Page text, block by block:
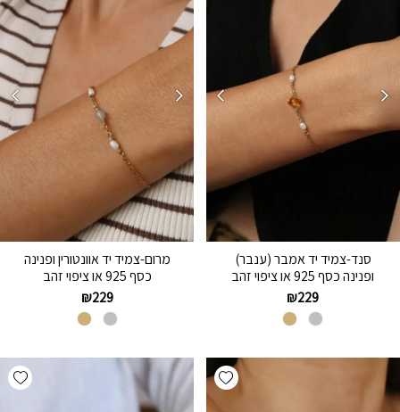
סנד-צמיד יד אמבר (ענבר)
ופנינה כסף 925 או ציפוי זהב
₪229
מרום-צמיד יד אוונטורין ופנינה
כסף 925 או ציפוי זהב
₪229
Add wishlist